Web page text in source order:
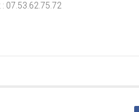
07.53.62.75.72